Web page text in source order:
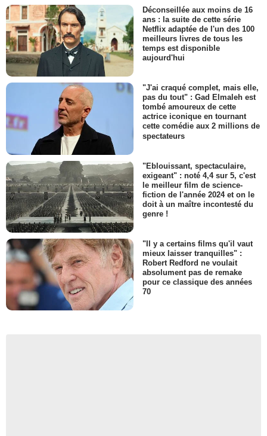
Déconseillée aux moins de 16
ans : la suite de cette série
Netflix adaptée de l'un des 100
meilleurs livres de tous les
temps est disponible
aujourd'hui
"J'ai craqué complet, mais elle,
pas du tout" : Gad Elmaleh est
tombé amoureux de cette
actrice iconique en tournant
cette comédie aux 2 millions de
spectateurs
"Eblouissant, spectaculaire,
exigeant" : noté 4,4 sur 5, c'est
le meilleur film de science-
fiction de l'année 2024 et on le
doit à un maître incontesté du
genre !
"Il y a certains films qu'il vaut
mieux laisser tranquilles" :
Robert Redford ne voulait
absolument pas de remake
pour ce classique des années
70